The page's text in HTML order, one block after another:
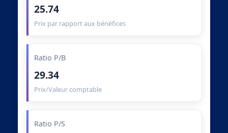
25.74
Prix par rapport aux bénéfices
Ratio P/B
29.34
Prix/Valeur comptable
Ratio P/S